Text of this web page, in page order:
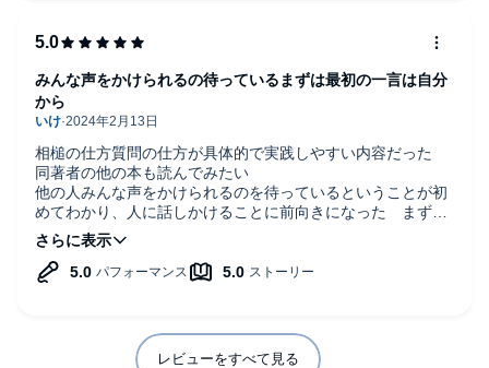
相槌の仕方質問の仕方が具体的で実践しやすい内容だった
同著者の他の本も読んでみたい
他の人みんな声をかけられるのを待っているということが初
めてわかり、人に話しかけることに前向きになった まずは
自分から話しかけてみたいと思う
みんな声をかけられるの待っているまずは最初の一言は自分
から
レビューをすべて見る